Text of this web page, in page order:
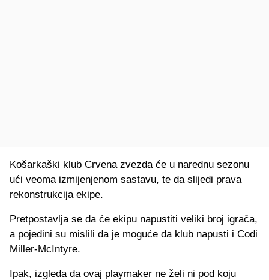
Košarkaški klub Crvena zvezda će u narednu sezonu
ući veoma izmijenjenom sastavu, te da slijedi prava
rekonstrukcija ekipe.
Pretpostavlja se da će ekipu napustiti veliki broj igrača,
a pojedini su mislili da je moguće da klub napusti i Codi
Miller-McIntyre.
Ipak, izgleda da ovaj playmaker ne želi ni pod koju